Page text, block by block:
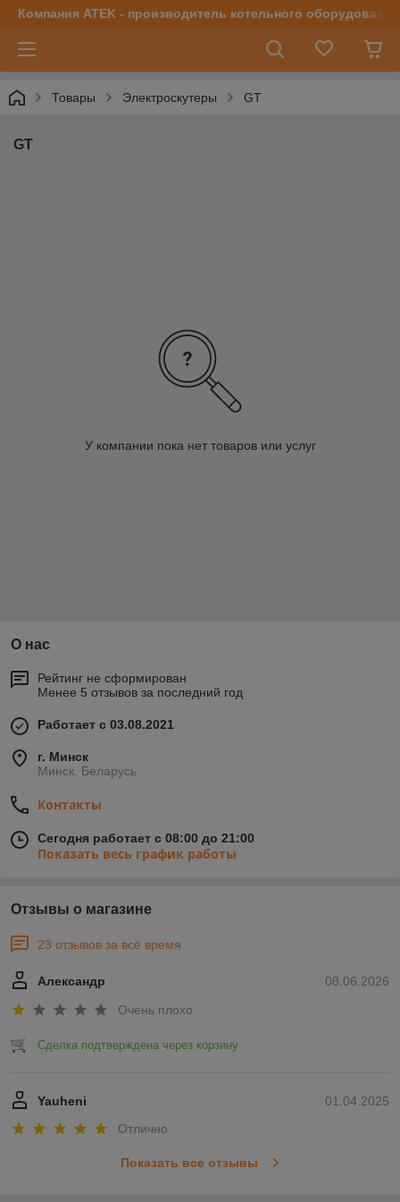
Компания ATEK - производитель котельного оборудования
Товары Электроскутеры GT
GT
У компании пока нет товаров или услуг
О нас
Рейтинг не сформирован
Менее 5 отзывов за последний год
Работает с 03.08.2021
г. Минск
Минск, Беларусь
Контакты
Сегодня работает с 08:00 до 21:00
Показать весь график работы
Отзывы о магазине
23 отзывов за всё время
08.06.2026
Александр
Очень плохо
Сделка подтверждена через корзину
01.04.2025
Yauheni
Отлично
Показать все отзывы